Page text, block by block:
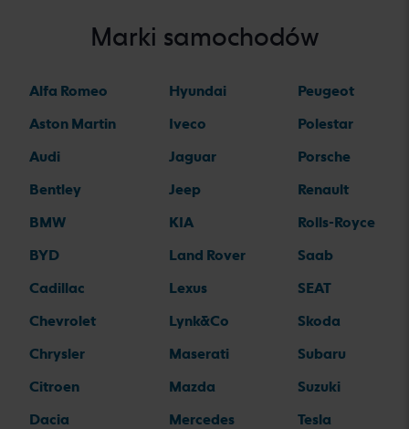
Marki samochodów
Alfa Romeo
Aston Martin
Audi
Bentley
BMW
BYD
Cadillac
Chevrolet
Chrysler
Citroen
Dacia
Hyundai
Iveco
Jaguar
Jeep
KIA
Land Rover
Lexus
Lynk&Co
Maserati
Mazda
Mercedes
Peugeot
Polestar
Porsche
Renault
Rolls-Royce
Saab
SEAT
Skoda
Subaru
Suzuki
Tesla